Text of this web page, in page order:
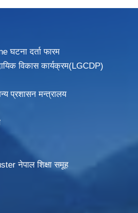
घटना दर्ता फारम
विकासकार्यक्रम(LGCDP)
प्रशासन मन्त्रालय
नेपाल शिक्षा समूह